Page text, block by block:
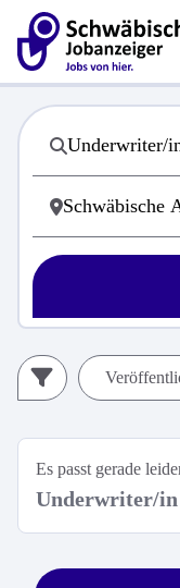
Es passt gerade
Underwriter/in